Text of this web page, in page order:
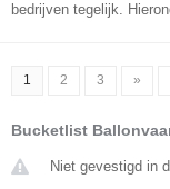
bedrijven tegelijk.
1 2 3 »
Bucketlist
Niet gevestigd in